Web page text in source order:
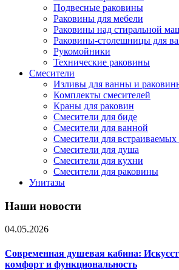
Подвесные раковины
Раковины для мебели
Раковины над стиральной
Раковины-столешницы для
Рукомойники
Технические раковины
Смесители
Изливы для ванны и
Комплекты смесителей
Краны для раковин
Смесители для биде
Смесители для ванной
Смесители для встраиваемых
Смесители для душа
Смесители для кухни
Смесители для раковины
Унитазы
Наши новости
04.05.2026
Современная душевая кабина:
комфорт и функциональность